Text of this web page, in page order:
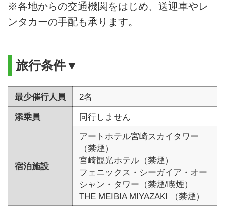
※各地からの交通機関をはじめ、送迎車やレ
ンタカーの手配も承ります。
旅行条件▼
最少催行人員
2名
添乗員
同行しません
宿泊施設
アートホテル宮崎スカイタワー
（禁煙）
宮崎観光ホテル（禁煙）
フェニックス・シーガイア・オー
シャン・タワー（禁煙/喫煙）
THE MEIBIA MIYAZAKI （禁煙）